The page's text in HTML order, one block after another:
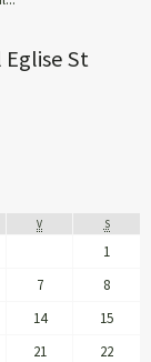
Eglise St
V S
1
7
8
14
15
21
22